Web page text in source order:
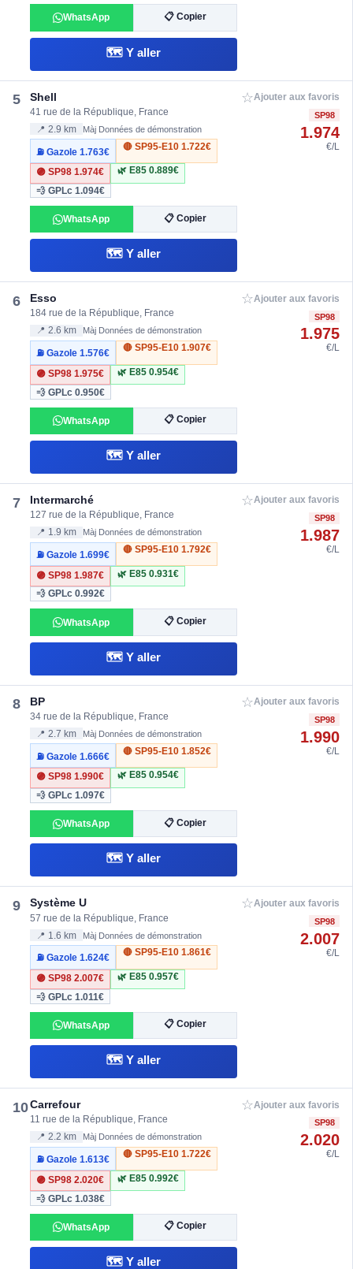
WhatsApp 📋 Copier
🗺️ Y aller
5 Shell
41 rue de la République, France
📍 2.9 km Màj Données de démonstration
⛽ Gazole1.763€
🔴 SP95-E10 1.722€
🟣 SP981.974€ 🌿 E85 0.889€
💨 GPLc1.094€
WhatsApp 📋 Copier
🗺️ Y aller
☆Ajouter aux favoris
SP98
1.974
€/L
6 Esso
184 rue de la République, France
📍 2.6 km Màj Données de démonstration
⛽ Gazole1.576€
🔴 SP95-E10 1.907€
🟣 SP981.975€ 🌿 E85 0.954€
💨 GPLc0.950€
WhatsApp 📋 Copier
🗺️ Y aller
☆Ajouter aux favoris
SP98
1.975
€/L
7 Intermarché
127 rue de la République, France
📍 1.9 km Màj Données de démonstration
⛽ Gazole1.699€
🔴 SP95-E10 1.792€
🟣 SP981.987€ 🌿 E85 0.931€
💨 GPLc0.992€
WhatsApp 📋 Copier
🗺️ Y aller
☆Ajouter aux favoris
SP98
1.987
€/L
8 BP
34 rue de la République, France
📍 2.7 km Màj Données de démonstration
⛽ Gazole1.666€
🔴 SP95-E10 1.852€
🟣 SP981.990€ 🌿 E85 0.954€
💨 GPLc1.097€
WhatsApp 📋 Copier
🗺️ Y aller
☆Ajouter aux favoris
SP98
1.990
€/L
9 Système U
57 rue de la République, France
📍 1.6 km Màj Données de démonstration
⛽ Gazole1.624€
🔴 SP95-E10 1.861€
🟣 SP982.007€ 🌿 E85 0.957€
💨 GPLc1.011€
WhatsApp 📋 Copier
🗺️ Y aller
☆Ajouter aux favoris
SP98
2.007
€/L
10Carrefour
11 rue de la République, France
📍 2.2 km Màj Données de démonstration
⛽ Gazole1.613€
🔴 SP95-E10 1.722€
🟣 SP982.020€ 🌿 E85 0.992€
💨 GPLc1.038€
WhatsApp 📋 Copier
🗺️ Y aller
☆Ajouter aux favoris
SP98
2.020
€/L